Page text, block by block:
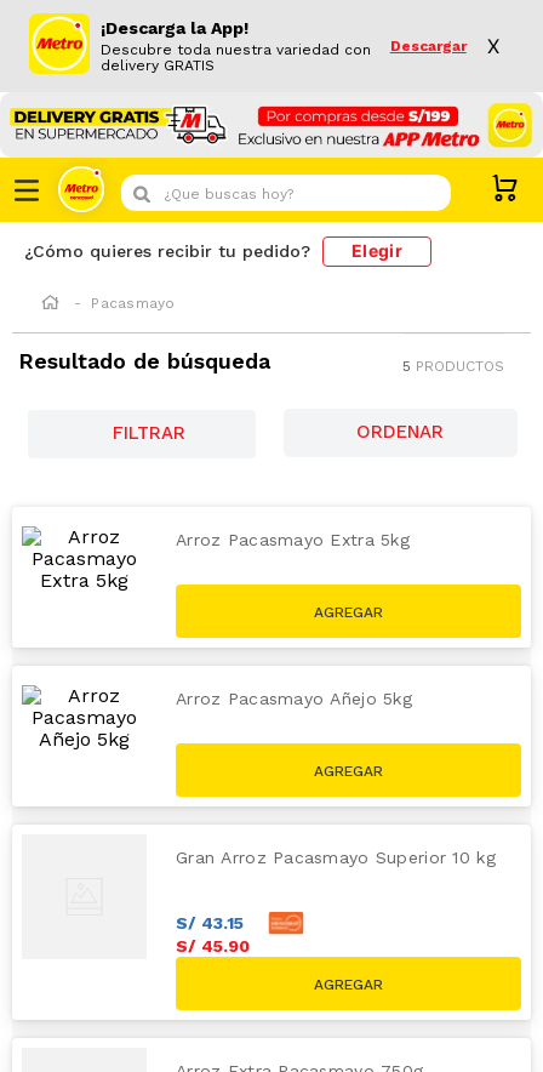
¡Descarga la App!
Descubre toda nuestra variedad con
delivery GRATIS
Descargar X
¿Que buscas hoy?
¿Cómo quieres recibir tu pedido? Elegir
Pacasmayo
Resultado de búsqueda 5 PRODUCTOS
FILTRAR
Arroz Pacasmayo Extra 5kg
Arroz Pacasmayo Añejo 5kg
Gran Arroz Pacasmayo Superior 10 kg
S/ 43.15
S/ 45.90